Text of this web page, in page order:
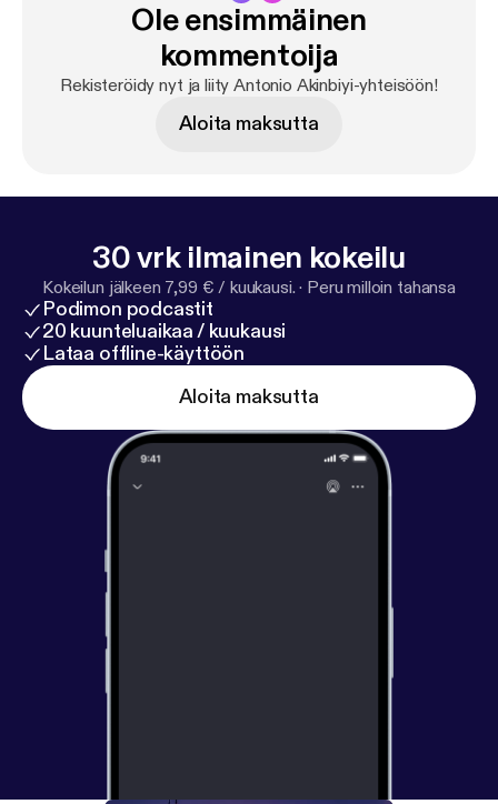
Ole ensimmäinen
kommentoija
Rekisteröidy nyt ja liity Antonio Akinbiyi-yhteisöön!
Aloita maksutta
30 vrk ilmainen kokeilu
Kokeilun jälkeen 7,99 € / kuukausi. · Peru milloin tahansa
Podimon podcastit
20 kuunteluaikaa / kuukausi
Lataa offline-käyttöön
Aloita maksutta